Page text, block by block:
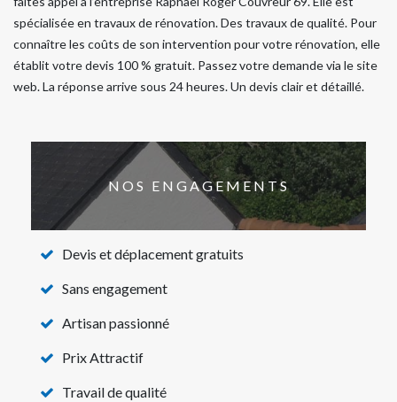
spécialisée en travaux de rénovation. Des travaux de qualité. Pour
connaître les coûts de son intervention pour votre rénovation, elle
établit votre devis 100 % gratuit. Passez votre demande via le site
web. La réponse arrive sous 24 heures. Un devis clair et détaillé.
NOS ENGAGEMENTS
Devis et déplacement gratuits
Sans engagement
Artisan passionné
Prix Attractif
Travail de qualité